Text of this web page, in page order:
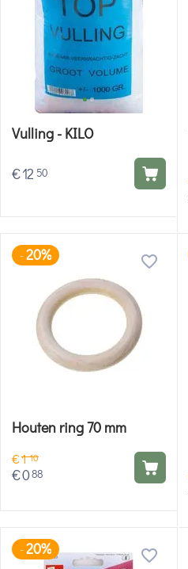
Vulling - KILO
€12 50
-20%
Houten ring 70 mm
€110
€088
-20%